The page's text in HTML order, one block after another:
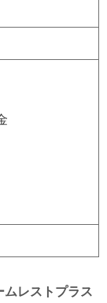
ムレストプラス